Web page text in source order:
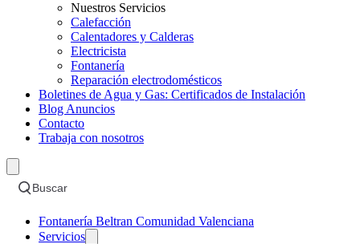
Nuestros Servicios
Calefacción
Calentadores y Calderas
Electricista
Fontanería
Reparación electrodomésticos
Boletines de Agua y Gas: Certificados de Instalación
Blog Anuncios
Contacto
Trabaja con nosotros
Buscar
Fontanería Beltran Comunidad Valenciana
Servicios